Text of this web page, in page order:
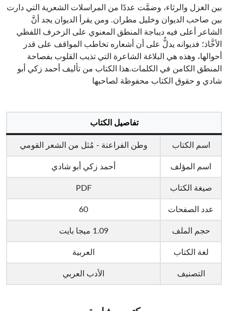
بين الغزل والرثاء، وضمَّت عددًا من المراسلات الشعرية التي دارت
بين صاحب الديوان وخليل مطران. ومن يقرأ الديوان يجد أنَّ
الشاعر أعلى فيه ديباجة المنطق المعنوي على الزخرف اللفظي
الأخَّاذ؛ فديوانه يدلُّ على أن أشعاره تخاطب المواقف على قدر
أحوالها، وهذه هي البلاغة الشاعرة التي تذيب القلوب بفصاحة
المنطق الكامن في الكلمات.هذا الكتاب من تأليف أحمد زكي أبو
شادي و حقوق الكتاب محفوظة لصاحبها
تفاصيل الكتاب
اسم الكتاب وطن الفراعنة - مُثل من الشعر القومي
اسم المؤلف أحمد زكي أبو شادي
صيغة الكتاب PDF
عدد الصفحات 60
حجم الملف 1.09 ميجا بايت
لغة الكتاب العربية
التصنيف الأدب العربي